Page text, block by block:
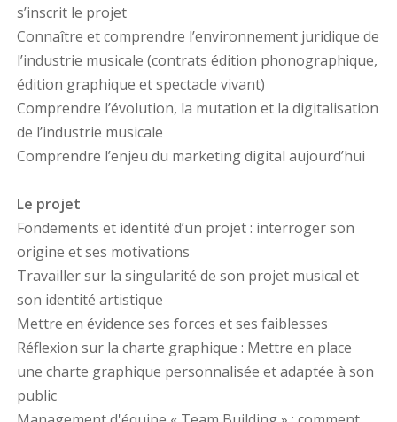
s’inscrit le projet
Connaître et comprendre l’environnement juridique de
l’industrie musicale (contrats édition phonographique,
édition graphique et spectacle vivant)
Comprendre l’évolution, la mutation et la digitalisation
de l’industrie musicale
Comprendre l’enjeu du marketing digital aujourd’hui
Le projet
Fondements et identité d’un projet : interroger son
origine et ses motivations
Travailler sur la singularité de son projet musical et
son identité artistique
Mettre en évidence ses forces et ses faiblesses
Réflexion sur la charte graphique : Mettre en place
une charte graphique personnalisée et adaptée à son
public